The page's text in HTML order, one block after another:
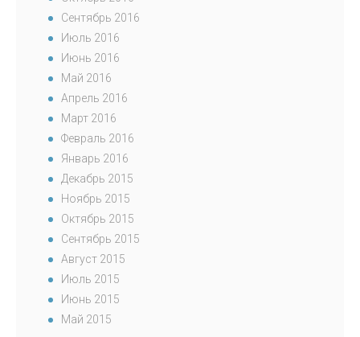
Сентябрь 2016
Июль 2016
Июнь 2016
Май 2016
Апрель 2016
Март 2016
Февраль 2016
Январь 2016
Декабрь 2015
Ноябрь 2015
Октябрь 2015
Сентябрь 2015
Август 2015
Июль 2015
Июнь 2015
Май 2015